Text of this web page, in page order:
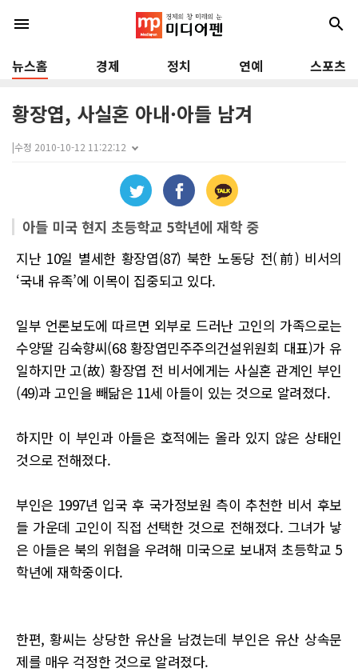
menu search
뉴스홈 경제 정치 연예 스포츠
황장엽, 사실혼 아내·아들 남겨
|수정 2010-10-12 11:22:12
아들 미국 현지 초등학교 5학년에 재학 중
지난 10일 별세한 황장엽(87) 북한 노동당 전(前) 비서의
‘국내 유족’에 이목이 집중되고 있다.
일부 언론보도에 따르면 외부로 드러난 고인의 가족으로는
수양딸 김숙향씨(68 황장엽민주주의건설위원회 대표)가 유
일하지만 고(故) 황장엽 전 비서에게는 사실혼 관계인 부인
(49)과 고인을 빼닮은 11세 아들이 있는 것으로 알려졌다.
하지만 이 부인과 아들은 호적에는 올라 있지 않은 상태인
것으로 전해졌다.
부인은 1997년 입국 후 국가정보원 측이 추천한 비서 후보
들 가운데 고인이 직접 선택한 것으로 전해졌다. 그녀가 낳
은 아들은 북의 위협을 우려해 미국으로 보내져 초등학교 5
학년에 재학중이다.
한편, 황씨는 상당한 유산을 남겼는데 부인은 유산 상속문
제를 매우 걱정한 것으로 알려졌다.